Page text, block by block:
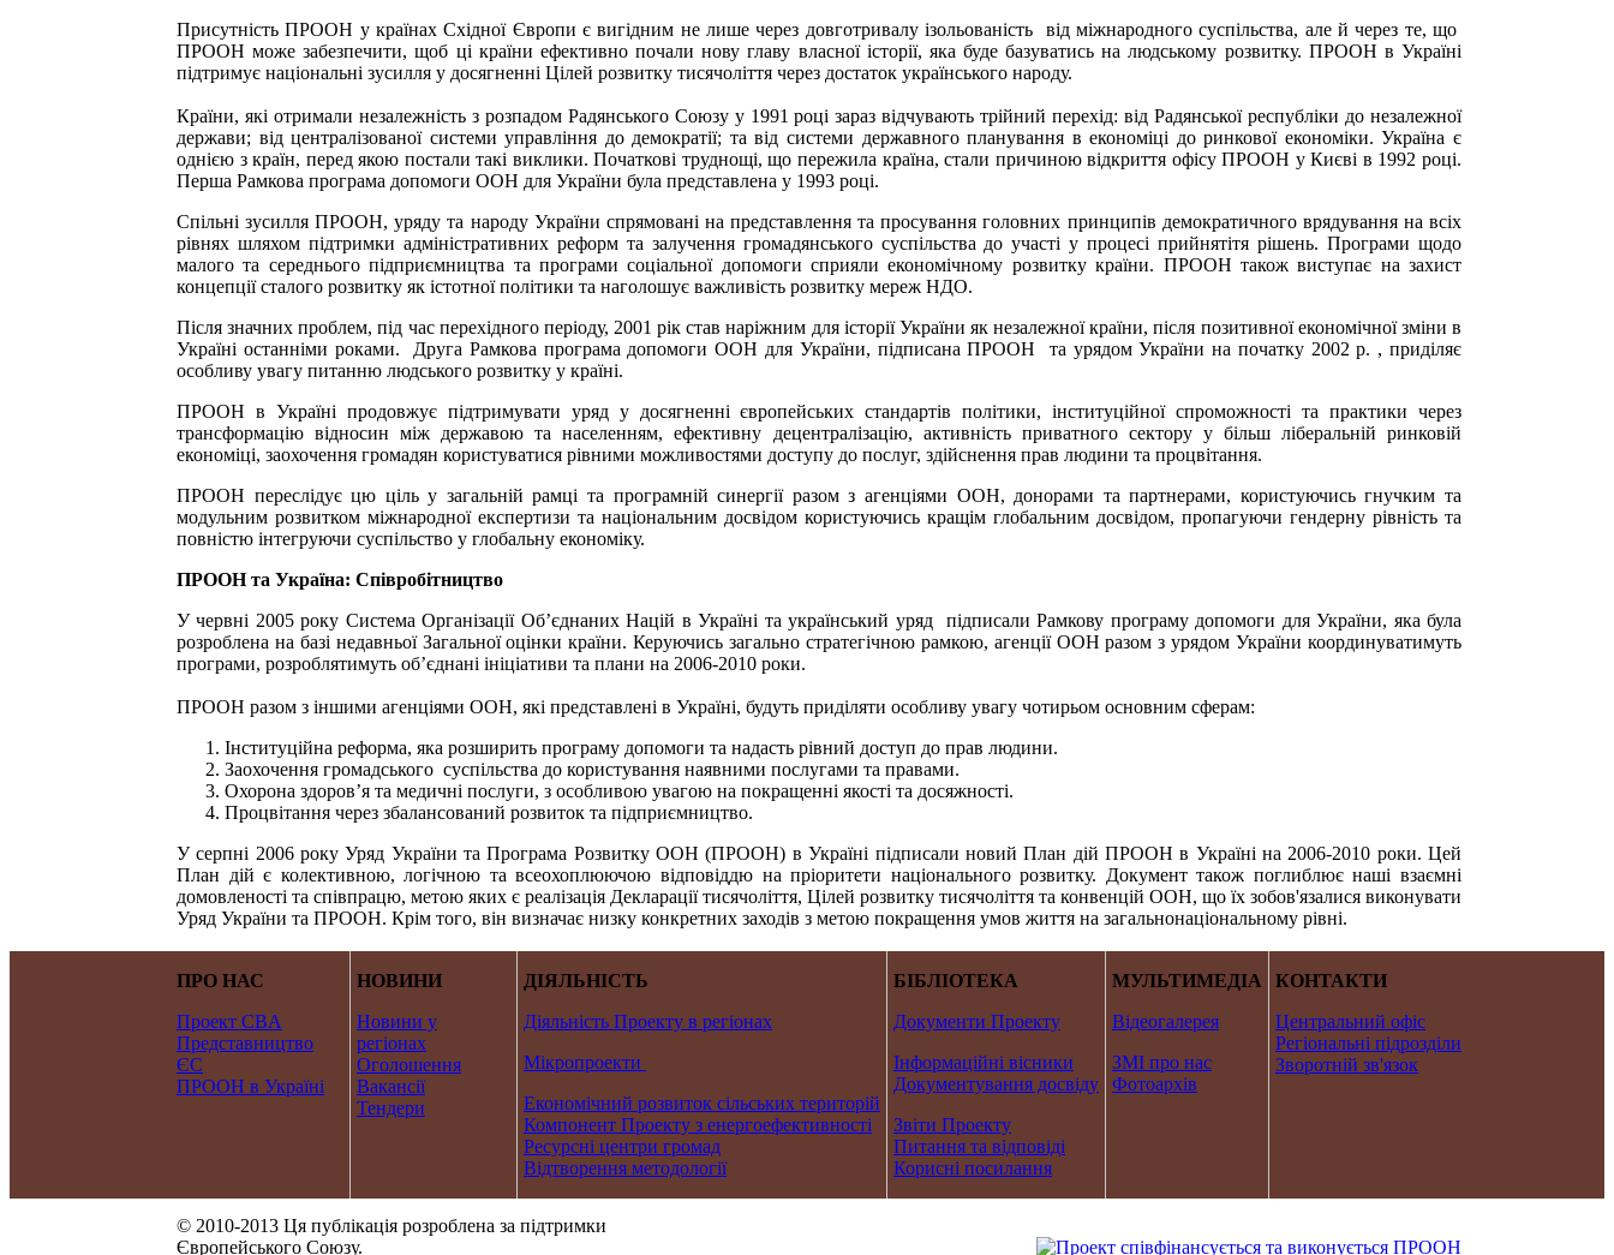
Присутність ПРООН у країнах Східної Європи є вигідним не лише через довготривалу ізольованість від міжнародного суспільства, але й через те, що
ПРООН може забезпечити, щоб ці країни ефективно почали нову главу власної історії, яка буде базуватись на людському розвитку. ПРООН в Україні
підтримує національні зусилля у досягненні Цілей розвитку тисячоліття через достаток українського народу.
Країни, які отримали незалежність з розпадом Радянського Союзу у 1991 році зараз відчувають трійний перехід: від Радянської республіки до незалежної
держави; від централізованої системи управління до демократії; та від системи державного планування в економіці до ринкової економіки. Україна є
однією з країн, перед якою постали такі виклики. Початкові труднощі, що пережила країна, стали причиною відкриття офісу ПРООН у Києві в 1992 році.
Перша Рамкова програма допомоги ООН для України була представлена у 1993 році.
Спільні зусилля ПРООН, уряду та народу України спрямовані на представлення та просування головних принципів демократичного врядування на всіх
рівнях шляхом підтримки адміністративних реформ та залучення громадянського суспільства до участі у процесі прийнятітя рішень. Програми щодо
малого та середнього підприємництва та програми соціальної допомоги сприяли економічному розвитку країни. ПРООН також виступає на захист
концепції сталого розвитку як істотної політики та наголошує важливість розвитку мереж НДО.
Після значних проблем, під час перехідного періоду, 2001 рік став наріжним для історії України як незалежної країни, після позитивної економічної зміни в
Україні останніми роками. Друга Рамкова програма допомоги ООН для України, підписана ПРООН та урядом України на початку 2002 р. , приділяє
особливу увагу питанню людського розвитку у країні.
ПРООН в Україні продовжує підтримувати уряд у досягненні європейських стандартів політики, інституційної спроможності та практики через
трансформацію відносин між державою та населенням, ефективну децентралізацію, активність приватного сектору у більш ліберальній ринковій
економіці, заохочення громадян користуватися рівними можливостями доступу до послуг, здійснення прав людини та процвітання.
ПРООН переслідує цю ціль у загальній рамці та програмній синергії разом з агенціями ООН, донорами та партнерами, користуючись гнучким та
модульним розвитком міжнародної експертизи та національним досвідом користуючись кращім глобальним досвідом, пропагуючи гендерну рівність та
повністю інтегруючи суспільство у глобальну економіку.
ПРООН та Україна: Співробітництво
У червні 2005 року Система Організації Об’єднаних Націй в Україні та український уряд підписали Рамкову програму допомоги для України, яка була
розроблена на базі недавньої Загальної оцінки країни. Керуючись загально стратегічною рамкою, агенції ООН разом з урядом України координуватимуть
програми, розроблятимуть об’єднані ініціативи та плани на 2006-2010 роки.
ПРООН разом з іншими агенціями ООН, які представлені в Україні, будуть приділяти особливу увагу чотирьом основним сферам:
Інституційна реформа, яка розширить програму допомоги та надасть рівний доступ до прав людини.
Заохочення громадського суспільства до користування наявними послугами та правами.
Охорона здоров’я та медичні послуги, з особливою увагою на покращенні якості та досяжності.
Процвітання через збалансований розвиток та підприємництво.
У серпні 2006 року Уряд України та Програма Розвитку ООН (ПРООН) в Україні підписали новий План дій ПРООН в Україні на 2006-2010 роки. Цей
План дій є колективною, логічною та всеохоплюючою відповіддю на пріоритети національного розвитку. Документ також поглиблює наші взаємні
домовленості та співпрацю, метою яких є реалізація Декларації тисячоліття, Цілей розвитку тисячоліття та конвенцій ООН, що їх зобов'язалися виконувати
Уряд України та ПРООН. Крім того, він визначає низку конкретних заходів з метою покращення умов життя на загальнонаціональному рівні.
ПРО НАС
Проект CBA
Представництво
ЄС
ПРООН в Україні
НОВИНИ
Новини у
регіонах
Оголошення
Вакансії
Тендери
ДІЯЛЬНІСТЬ
Діяльність Проекту в регіонах
Мікропроекти
Економічний розвиток сільських територій
Компонент Проекту з енергоефективності
Ресурсні центри громад
Відтворення методології
БІБЛІОТЕКА
Документи Проекту
Інформаційні вісники
Документування досвіду
Звіти Проекту
Питання та відповіді
Корисні посилання
МУЛЬТИМЕДІА
Відеогалерея
ЗМІ про нас
Фотоархів
КОНТАКТИ
Центральний офіс
Регіональні підрозділи
Зворотній зв'язок
© 2010-2013 Ця публікація розроблена за підтримки
Європейського Союзу.